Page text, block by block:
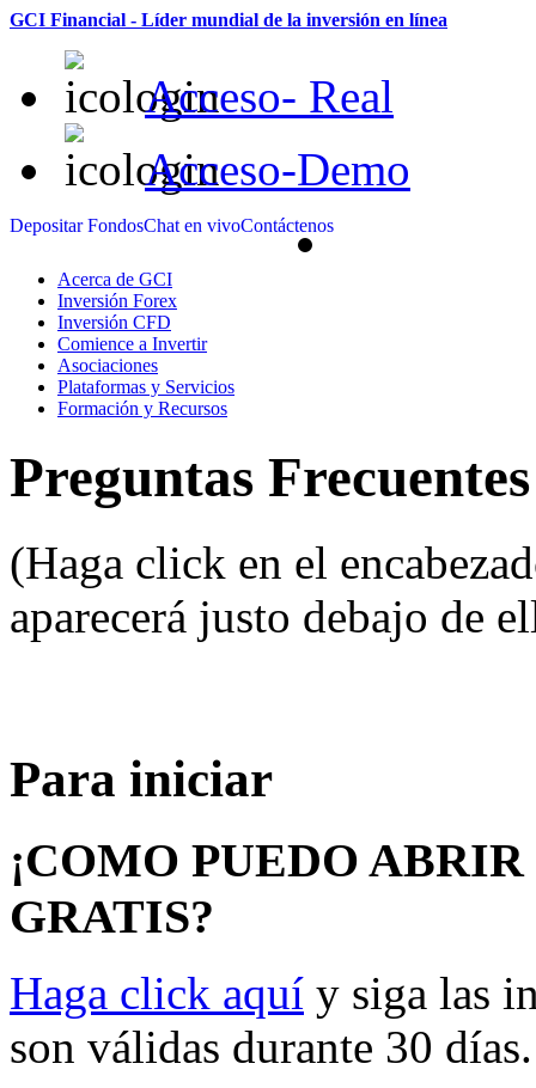
GCI Financial - Líder mundial de la inversión en línea
Acceso- Real
Acceso-Demo
Depositar FondosChat en vivoContáctenos
Acerca de GCI
Inversión Forex
Inversión CFD
Comience a Invertir
Asociaciones
Plataformas y Servicios
Formación y Recursos
Preguntas
(Haga click en el
aparecerá justo debajo de
Para iniciar
¡COMO PUEDO
GRATIS?
Haga click aquí y siga las
son válidas durante 30 días.